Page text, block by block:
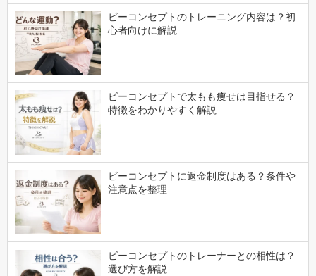
ビーコンセプトのトレーニング内容は？初
心者向けに解説
ビーコンセプトで太もも痩せは目指せる？
特徴をわかりやすく解説
ビーコンセプトに返金制度はある？条件や
注意点を整理
ビーコンセプトのトレーナーとの相性は？
選び方を解説